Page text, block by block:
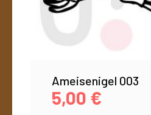
Ameisenigel 003
5,00 €